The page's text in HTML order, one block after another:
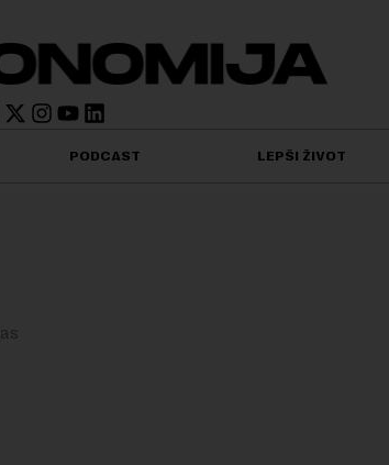
PODCAST LEPŠI ŽIVOT